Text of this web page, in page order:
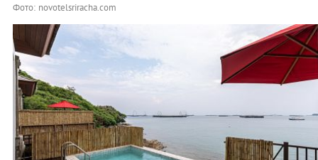
Фото: novotelsriracha.com